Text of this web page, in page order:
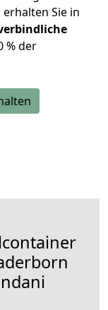
Sie in
% der